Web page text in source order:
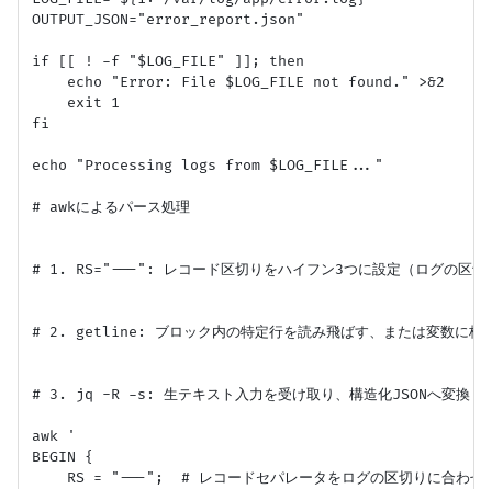
OUTPUT_JSON="error_report.json"
if [[ ! -f "$LOG_FILE" ]]; then
    echo "Error: File $LOG_FILE not found." >&2
    exit 1
fi
echo "Processing logs from $LOG_FILE..."
# awkによるパース処理
# 1. RS="---": レコード区切りをハイフン3つに設定（ログの区切
# 2. getline: ブロック内の特定行を読み飛ばす、または変数に格
# 3. jq -R -s: 生テキスト入力を受け取り、構造化JSONへ変換
awk '
BEGIN {
RS = "---";  # レコードセパレータをログの区切りに合わせ